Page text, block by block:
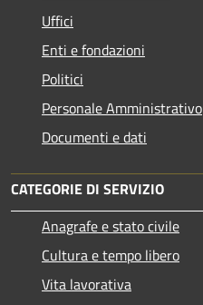
Uffici
Enti e fondazioni
Politici
Personale Amministrativo
Documenti e dati
CATEGORIE DI SERVIZIO
Anagrafe e stato civile
Cultura e tempo libero
Vita lavorativa